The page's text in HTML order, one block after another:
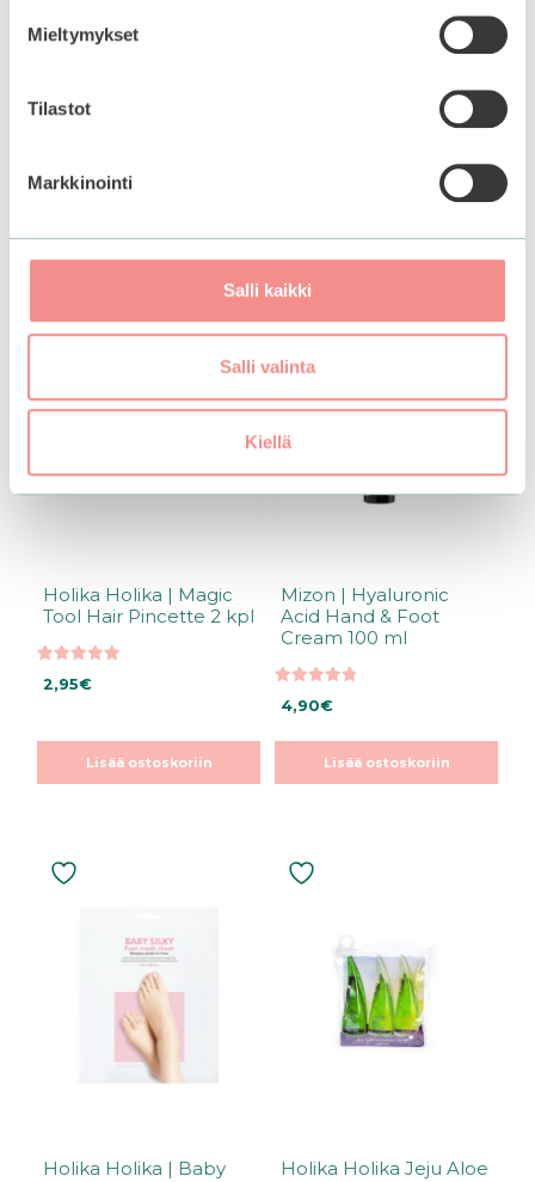
Mieltymykset
Tilastot
Markkinointi
Salli kaikki
Salli valinta
Kiellä
s
t
Lisää ostoskoriin
Tutustu myös
Holika Holika | Magic
Tool Hair Pincette 2 kpl
5:stä
2,95€
Lisää ostoskoriin
Mizon | Hyaluronic
Acid Hand & Foot
Cream 100 ml
5:stä
4,90€
Lisää ostoskoriin
Holika Holika | Baby
Holika Holika Jeju Aloe